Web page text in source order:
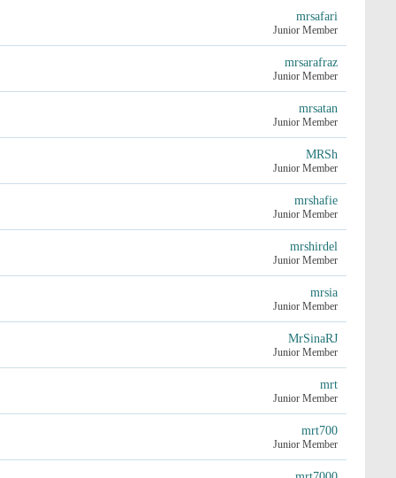
mrsafari
Junior Member
mrsarafraz
Junior Member
mrsatan
Junior Member
MRSh
Junior Member
mrshafie
Junior Member
mrshirdel
Junior Member
mrsia
Junior Member
MrSinaRJ
Junior Member
mrt
Junior Member
mrt700
Junior Member